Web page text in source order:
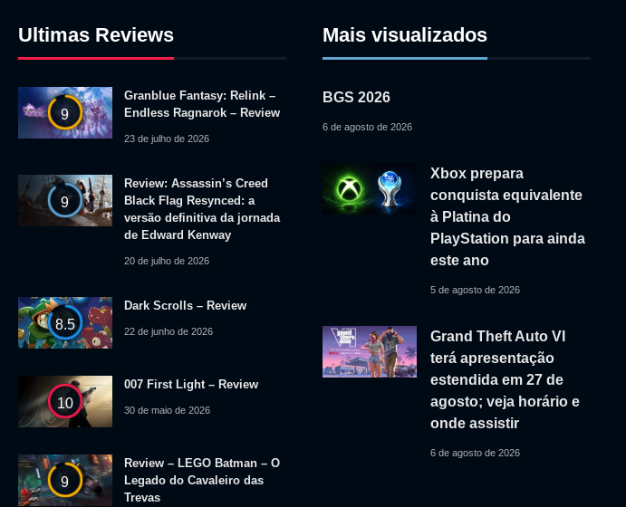
Ultimas Reviews
9
Granblue Fantasy: Relink –
Endless Ragnarok – Review
23 de julho de 2026
9
Review: Assassin’s Creed
Black Flag Resynced: a
versão definitiva da jornada
de Edward Kenway
20 de julho de 2026
8.5
Dark Scrolls – Review
22 de junho de 2026
10
007 First Light – Review
30 de maio de 2026
9
Review – LEGO Batman – O
Legado do Cavaleiro das
Trevas
Mais visualizados
BGS 2026
6 de agosto de 2026
Xbox prepara
conquista equivalente
à Platina do
PlayStation para ainda
este ano
5 de agosto de 2026
Grand Theft Auto VI
terá apresentação
estendida em 27 de
agosto; veja horário e
onde assistir
6 de agosto de 2026